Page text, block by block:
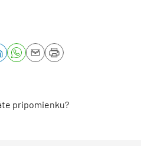
pripomienku?